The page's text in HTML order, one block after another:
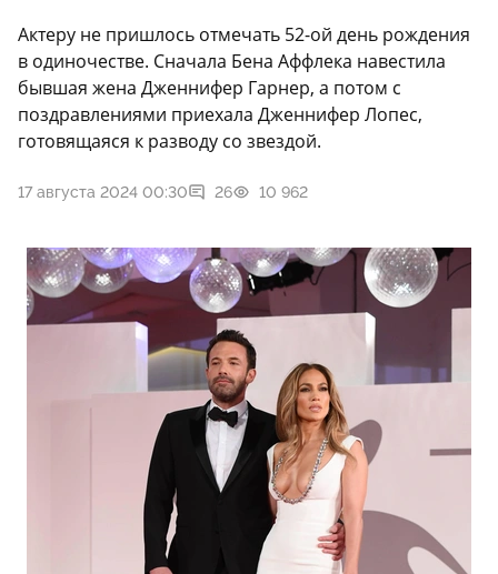
Актеру не пришлось отмечать 52-ой день рождения
в одиночестве. Сначала Бена Аффлека навестила
бывшая жена Дженнифер Гарнер, а потом с
поздравлениями приехала Дженнифер Лопес,
готовящаяся к разводу со звездой.
17 августа 2024 00:30 26 10 962